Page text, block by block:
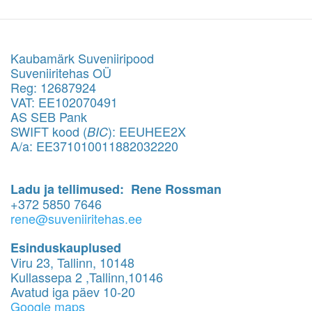
Kaubamärk Suveniiripood
Suveniiritehas OÜ
Reg: 12687924
VAT: EE102070491
AS SEB Pank
SWIFT kood (BIC): EEUHEE2X
A/a: EE371010011882032220
Ladu ja tellimused: Rene Rossman
+372 5850 7646
rene@suveniiritehas.ee
Esinduskauplused
Viru 23, Tallinn, 10148
Kullassepa 2 ,Tallinn,10146
Avatud iga päev 10-20
Google maps